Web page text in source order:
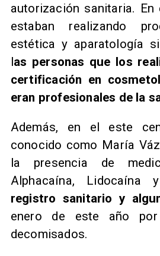
autorización sanitaria. En
estaban realizando
estética y aparatología
las personas que los
certificación en
eran profesionales de la
Además, en el este
conocido como María
la presencia de
Alphacaína,
registro sanitario y
enero de este año
decomisados.